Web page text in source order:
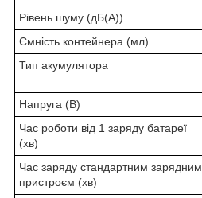
Рівень шуму (дБ(А))
Ємність контейнера (мл)
Тип акумулятора
Напруга (В)
Час роботи від 1 заряду батареї
(хв)
Час заряду стандартним зарядним
пристроєм (хв)